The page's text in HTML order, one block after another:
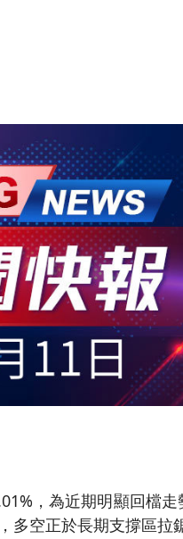
，為近期明顯回檔走
空正於長期支撐區拉鋸